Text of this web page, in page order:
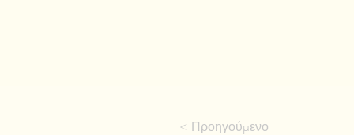
< Προηγούμενο